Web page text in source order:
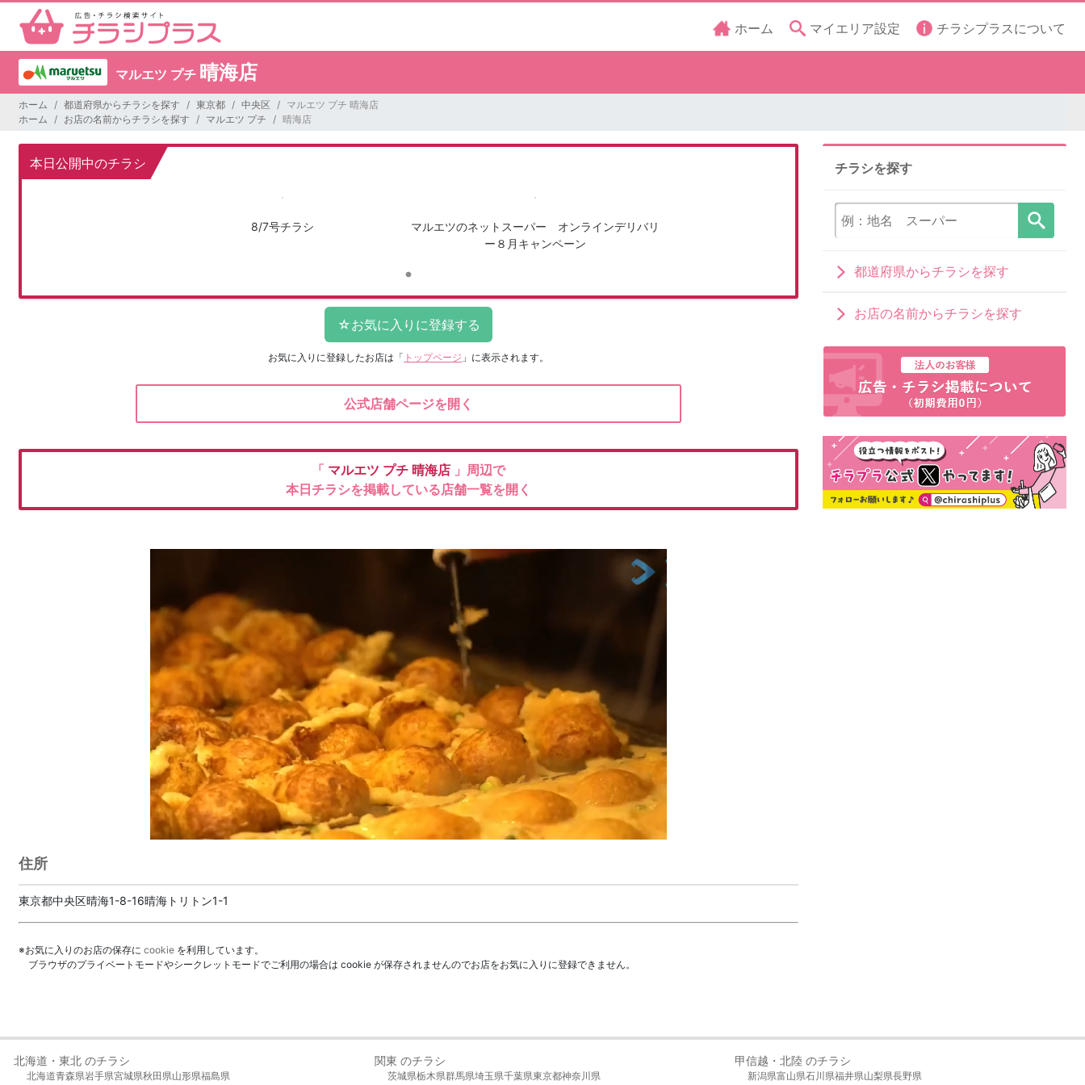
ホーム マイエリア設定 チラシプラスについて
マルエツ プチ 晴海店
ホーム 都道府県からチラシを探す 東京都 中央区
マルエツ プチ 晴海店
ホーム
お店の名前からチラシを探す マルエツ プチ 晴海店
本日公開中のチラシ
8/7号チラシ
マルエツのネットスーパー オンラインデリバリ
ー８月キャンペーン
お気に入りに登録したお店は 「 トップページ 」に表示されます。
公式店舗ページを開く
「 マルエツ プチ 晴海店 」周辺で
本日チラシを掲載している店舗一覧を開く
住所
東京都中央区晴海1-8-16晴海トリトン1-1
※お気に入りのお店の保存に cookie を利用しています。
ブラウザのプライベートモードやシークレットモードでご利用の場合は cookie が保存されませんのでお店をお気に入りに登録できません。
チラシを探す
都道府県からチラシを探す
お店の名前からチラシを探す
北海道・東北 のチラシ
北海道青森県岩手県宮城県秋田県山形県福島県
関東 のチラシ
茨城県栃木県群馬県埼玉県千葉県東京都神奈川県
甲信越・北陸 のチラシ
新潟県富山県石川県福井県山梨県長野県